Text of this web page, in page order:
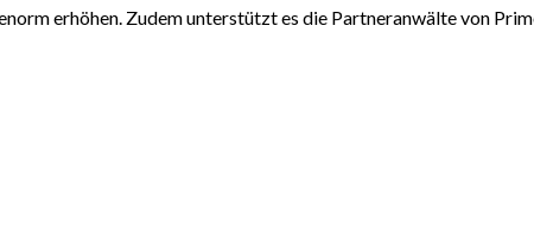
erhöhen. Zudem unterstützt es die Partneranwälte von